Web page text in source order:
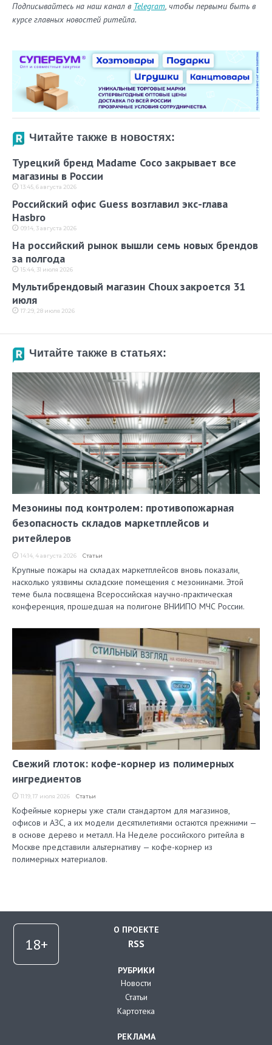
Подписывайтесь на наш канал в Telegram, чтобы первыми быть в
курсе главных новостей ритейла.
Читайте также в новостях:
Турецкий бренд Madame Coco закрывает все
магазины в России
13:45, 6 августа 2026
Российский офис Guess возглавил экс-глава
Hasbro
09:14, 3 августа 2026
На российский рынок вышли семь новых брендов
за полгода
15:44, 31 июля 2026
Мультибрендовый магазин Choux закроется 31
июля
17:29, 28 июля 2026
Читайте также в статьях:
Мезонины под контролем: противопожарная
безопасность складов маркетплейсов и
ритейлеров
14:14, 4 августа 2026 Статьи
Крупные пожары на складах маркетплейсов вновь показали,
насколько уязвимы складские помещения с мезонинами. Этой
теме была посвящена Всероссийская научно-практическая
конференция, прошедшая на полигоне ВНИИПО МЧС России.
Свежий глоток: кофе-корнер из полимерных
ингредиентов
11:19, 17 июля 2026 Статьи
Кофейные корнеры уже стали стандартом для магазинов,
офисов и АЗС, а их модели десятилетиями остаются прежними —
в основе дерево и металл. На Неделе российского ритейла в
Москве представили альтернативу — кофе-корнер из
полимерных материалов.
О ПРОЕКТЕ
RSS
РУБРИКИ
Новости
Статьи
Картотека
РЕКЛАМА